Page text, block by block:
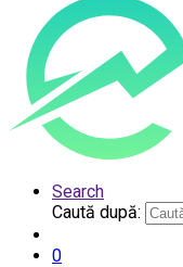
Search
Caută după:
0